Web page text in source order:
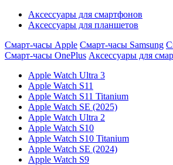
Аксессуары для смартфонов
Аксессуары для планшетов
Смарт-часы Apple Смарт-часы Samsung
Смарт-часы OnePlus Аксессуары для
Apple Watch Ultra 3
Apple Watch S11
Apple Watch S11 Titanium
Apple Watch SE (2025)
Apple Watch Ultra 2
Apple Watch S10
Apple Watch S10 Titanium
Apple Watch SE (2024)
Apple Watch S9